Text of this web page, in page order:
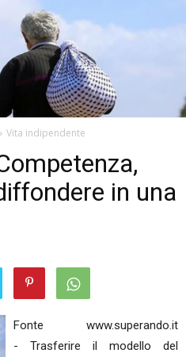
Vita indipendente
in una
Fonte www.superando.it
- Trasferire il modello del